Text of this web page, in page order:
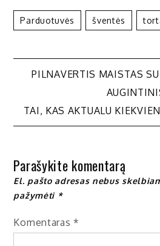
Parduotuvės Šventės
Navigacija
tarp
PILNAVERTIS MAISTAS
TAI, KAS AKTUALU
Parašykite komentarą
El. pašto adresas nebus
pažymėti *
Komentaras *